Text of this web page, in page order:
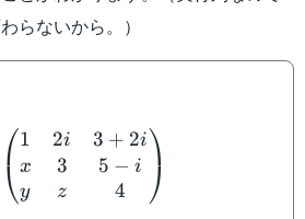
らないから。）
H =
⎝
⎛1
x
y
2i
3
z
3 + 2i
5 − i
4 ⎠
⎞